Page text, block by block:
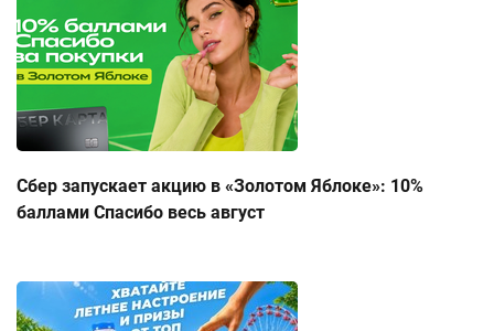
Сбер запускает акцию в «Золотом Яблоке»: 10%
баллами Спасибо весь август